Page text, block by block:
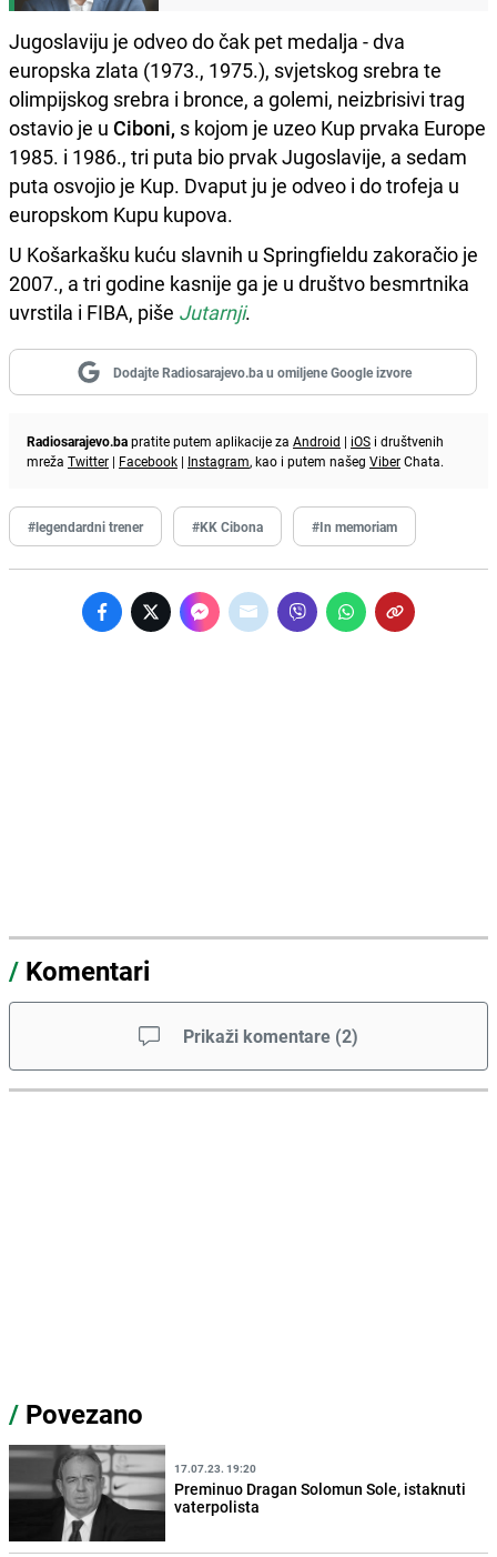
Jugoslaviju je odveo do čak pet medalja - dva
europska zlata (1973., 1975.), svjetskog srebra te
olimpijskog srebra i bronce, a golemi, neizbrisivi trag
ostavio je u Ciboni, s kojom je uzeo Kup prvaka Europe
1985. i 1986., tri puta bio prvak Jugoslavije, a sedam
puta osvojio je Kup. Dvaput ju je odveo i do trofeja u
europskom Kupu kupova.
U Košarkašku kuću slavnih u Springfieldu zakoračio je
2007., a tri godine kasnije ga je u društvo besmrtnika
uvrstila i FIBA, piše Jutarnji.
Dodajte Radiosarajevo.ba u omiljene Google izvore
Radiosarajevo.bapratite putem aplikacije za Android | iOS i društvenih
mreža Twitter | Facebook | Instagram, kao i putem našeg ViberChata.
#legendardni trener #KK Cibona #In memoriam
/ Komentari
Prikaži komentare (2)
/ Povezano
17.07.23. 19:20
Preminuo Dragan Solomun Sole, istaknuti
vaterpolista